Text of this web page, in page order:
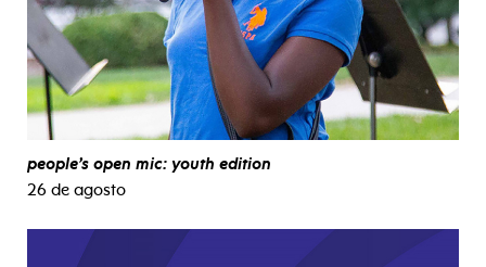
people’s open mic: youth edition
26 de agosto